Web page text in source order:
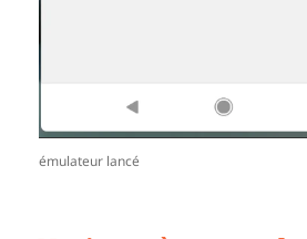
émulateur lancé